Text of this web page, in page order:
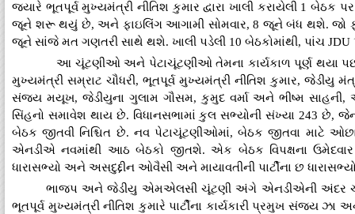
જ્યારે ભૂતપૂર્વ મુખ્યમંત્રી નીતિશ કુમાર દ્વારા ખાલી કરાયેલી 1 બેઠક
જૂને શરૂ થયું છે, અને ફાઇલિંગ આગામી સોમવાર, 8 જૂને બંધ થશે. જો
જૂને સાંજે મત ગણતરી સાથે થશે. ખાલી પડેલી 10 બેઠકોમાંથી, પાંચ
આ ચૂંટણીઓ અને પેટાચૂંટણીઓ તેમના કાર્યકાળ પૂર્ણ થયા પછી
મુખ્યમંત્રી સમ્રાટ ચૌધરી, ભૂતપૂર્વ મુખ્યમંત્રી નીતિશ કુમાર, જેડીયુ
સંજય મયૂખ, જેડીયુના ગુલામ ગૌસમ, કુમુદ વર્મા અને ભીષ્મ સાહની,
સિંહનો સમાવેશ થાય છે. વિધાનસભામાં કુલ સભ્યોની સંખ્યા 243 છે,
બેઠક જીતવી નિશ્ચિત છે. નવ પેટાચૂંટણીઓમાં, બેઠક જીતવા માટે
એનડીએ નવમાંથી આઠ બેઠકો જીતશે. એક બેઠક વિપક્ષના ઉમેદવાર
ધારાસભ્યો અને અસદુદ્દીન ઓવૈસી અને માયાવતીની પાર્ટીના છ
ભાજપ અને જેડીયુ એમએલસી ચૂંટણી અંગે એનડીએની અંદર
ભૂતપૂર્વ મુખ્યમંત્રી નીતિશ કુમારે પાર્ટીના કાર્યકારી પ્રમુખ સંજય ઝા